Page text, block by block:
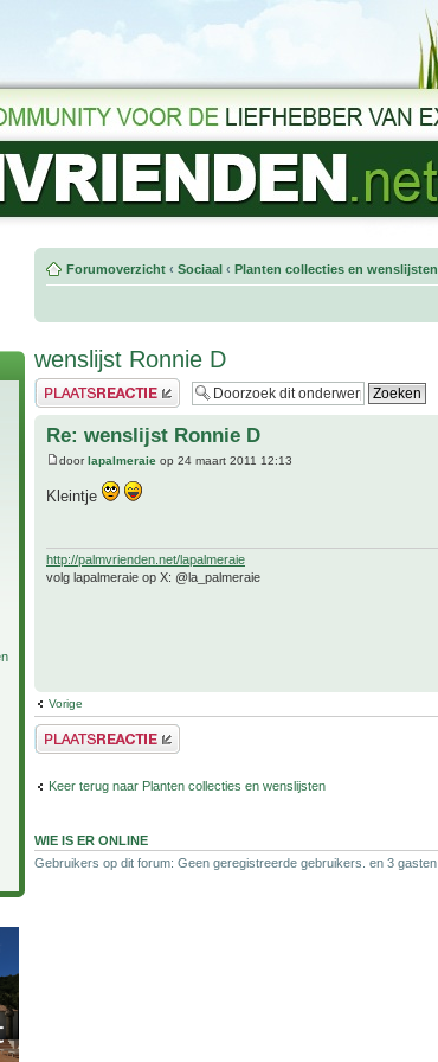
Forumoverzicht ‹ Sociaal ‹ Planten collecties en wenslijsten
wenslijst Ronnie D
Plaats een reactie
Re: wenslijst Ronnie D
doorlapalmeraie op 24 maart 2011 12:13
Kleintje
http://palmvrienden.net/lapalmeraie
volg lapalmeraie op X: @la_palmeraie
Vorige
Plaats een reactie
Keer terug naar Planten collecties en wenslijsten
WIE IS ER ONLINE
Gebruikers op dit forum: Geen geregistreerde gebruikers. en 3 gasten